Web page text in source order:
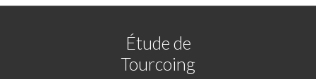
Étude de
Tourcoing